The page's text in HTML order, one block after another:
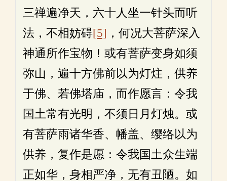
三禅遍净天，六十人坐一针头而听
法，不相妨碍[5] ，何况大菩萨深入
神通所作宝物！或有菩萨变身如须
弥山，遍十方佛前以为灯炷，供养
于佛、若佛塔庙，而作愿言：令我
国土常有光明，不须日月灯烛。或
有菩萨雨诸华香、幡盖、缨络以为
供养，复作是愿：令我国土众生端
正如华，身相严净，无有丑陋。如